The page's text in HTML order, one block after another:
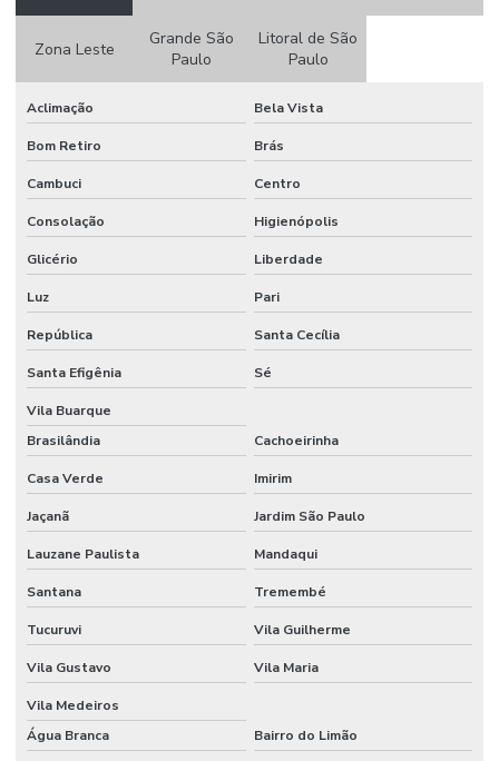
Construtora de obras comerciais
Construtora para reforma em campinas
Construtora residencial campinas
Construtora residencial e comercial
Custo de construção galpão industrial
Custo de construção de galpão por m2
Custo da construção de um barracão pré moldado
Empresa de construção civil comercial
Empresa de construção civil industrial
Empresa de construção de galpão
Empresa de construção industrial
Empresa de engenharia civil em campinas
Empresa especializada em obra industrial
Empresa especializada em piso industrial
Empresa de obras e reformas
Zona Leste
Grande São
Paulo
Litoral de São
Paulo
Aclimação Bela Vista
Bom Retiro Brás
Cambuci Centro
Consolação Higienópolis
Glicério Liberdade
Luz Pari
República Santa Cecília
Santa Efigênia Sé
Vila Buarque
Brasilândia
Cachoeirinha
Casa Verde Imirim
Jaçanã Jardim São Paulo
Lauzane Paulista Mandaqui
Santana Tremembé
Tucuruvi Vila Guilherme
Vila Gustavo Vila Maria
Vila Medeiros
Água Branca
Bairro do Limão